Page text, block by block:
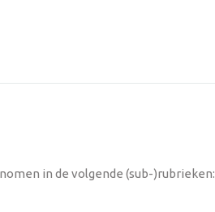
in de volgende (sub-)rubrieken: